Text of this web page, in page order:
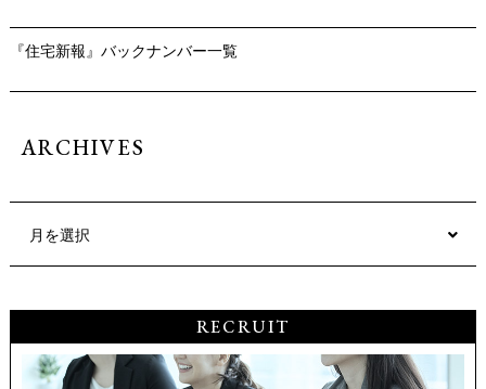
『住宅新報』バックナンバー一覧
ARCHIVES
月を選択
RECRUIT